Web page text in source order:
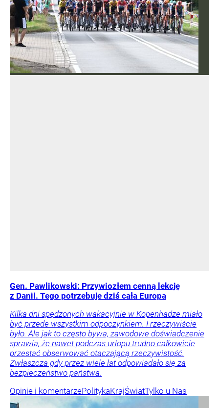
Gen. Pawlikowski: Przywiozłem cenną lekcję
z Danii. Tego potrzebuje dziś cała Europa
Kilka dni spędzonych wakacyjnie w Kopenhadze miało
być przede wszystkim odpoczynkiem. I rzeczywiście
było. Ale jak to często bywa, zawodowe doświadczenie
sprawia, że nawet podczas urlopu trudno całkowicie
przestać obserwować otaczającą rzeczywistość.
Zwłaszcza gdy przez wiele lat odpowiadało się za
bezpieczeństwo państwa.
Opinie i komentarzePolitykaKrajŚwiatTylko u Nas